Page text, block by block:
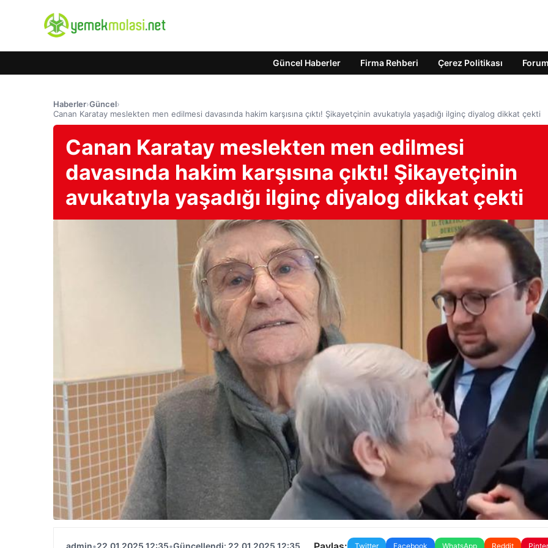
Güncel Haberler Firma Rehberi Çerez Politikası Forum
Haberler›Güncel›
Canan Karatay meslekten men edilmesi davasında hakim karşısına çıktı! Şikayetçinin avukatıyla yaşadığı ilginç diyalog dikkat çekti
Canan Karatay meslekten men edilmesi
davasında hakim karşısına çıktı! Şikayetçinin
avukatıyla yaşadığı ilginç diyalog dikkat çekti
Twitter Facebook WhatsApp Reddit